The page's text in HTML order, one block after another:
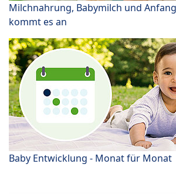
Milchnahrung, Babymilch und
kommt es an
Baby Entwicklung - Monat für Monat